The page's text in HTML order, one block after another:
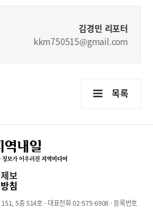
김경민 리포터
kkm750515@gmail.com
목록
보
침
5층 514호 · 대표전화 02-575-6908 · 등록번호